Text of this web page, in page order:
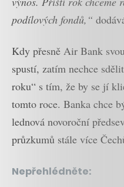
podílových fondů,“
Kdy přesně Air Bank
spustí, zatím nechce
roku“ s tím, že by se jí
tomto roce. Banka chce
lednová novoroční
průzkumů stále více
Nepřehlédněte: